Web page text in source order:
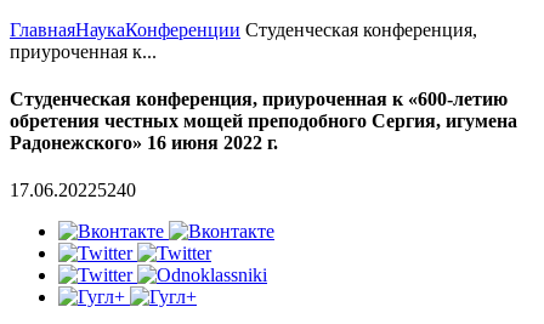
ГлавнаяНаукаКонференции Cтуденческая конференция,
приуроченная к...
Cтуденческая конференция, приуроченная к «600-летию
обретения честных мощей преподобного Сергия, игумена
Радонежского» 16 июня 2022 г.
17.06.20225240